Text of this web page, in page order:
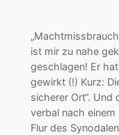
ist mir zu nahe
geschlagen! Er
gewirkt (!) Kurz:
sicherer Ort“. Und
verbal nach
Flur des